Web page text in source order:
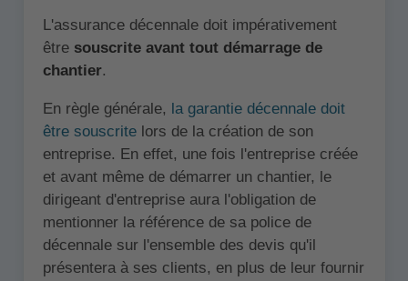
L'assurance décennale doit impérativement
être souscrite avant tout démarrage de
chantier.
En règle générale,
la garantie décennale doit
être souscritelors de la création de son
entreprise. En effet, une fois l'entreprise créée
et avant même de démarrer un chantier, le
dirigeant d'entreprise aura l'obligation de
mentionner la référence de sa police de
décennale sur l'ensemble des devis qu'il
présentera à ses clients, en plus de leur fournir